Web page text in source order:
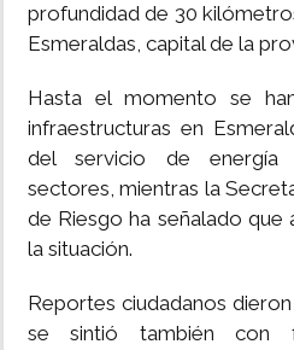
profundidad de 30
Esmeraldas, capital de la
Hasta el momento se
infraestructuras en
del servicio de energía
sectores, mientras la
de Riesgo ha señalado que
la situación.
Reportes ciudadanos
se sintió también con